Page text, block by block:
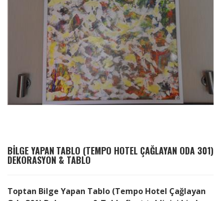
BILGE YAPAN TABLO (TEMPO HOTEL ÇAĞLAYAN ODA 301)
DEKORASYON & TABLO
Toptan Bilge Yapan Tablo (Tempo Hotel Çağlayan